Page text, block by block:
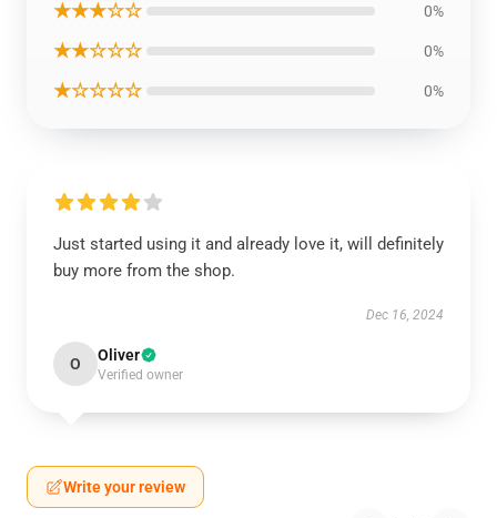
★★★☆☆ 0%
★★☆☆☆ 0%
★☆☆☆☆ 0%
Just started using it and already love it, will definitely
buy more from the shop.
Dec 16, 2024
O Oliver
Verified owner
Write your review